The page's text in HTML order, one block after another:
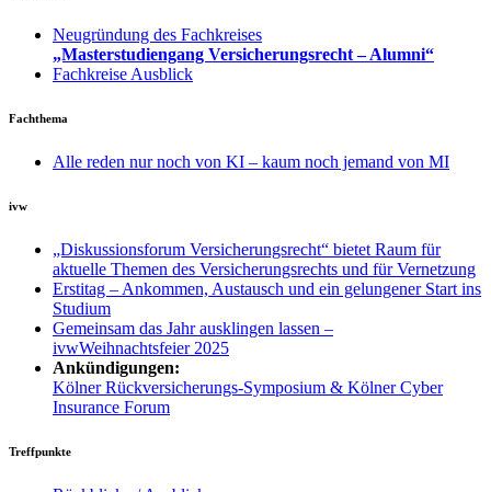
Neugründung des Fachkreises
„Masterstudiengang Versicherungsrecht – Alumni“
Fachkreise Ausblick
Fachthema
Alle reden nur noch von KI – kaum noch jemand von MI
ivw
„Diskussionsforum Versicherungsrecht“ bietet Raum für
aktuelle Themen des Versicherungsrechts und für Vernetzung
Erstitag – Ankommen, Austausch und ein gelungener Start ins
Studium
Gemeinsam das Jahr ausklingen lassen –
ivwWeihnachtsfeier 2025
Ankündigungen:
Kölner Rückversicherungs-Symposium & Kölner Cyber
Insurance Forum
Treffpunkte